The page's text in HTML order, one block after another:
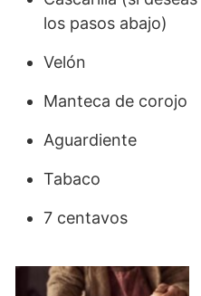
los pasos abajo)
Velón
Manteca de corojo
Aguardiente
Tabaco
7 centavos